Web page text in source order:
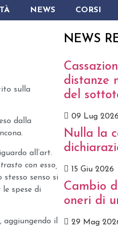
NEWS CORSI
sulla
dalla
all’art.
con esso,
stesso senso si
spese di
, aggiungendo il
NEWS
distanze
del
09 Lug 2026
Nulla la
15 Giu 2026
Cambio
oneri di
29 Mag